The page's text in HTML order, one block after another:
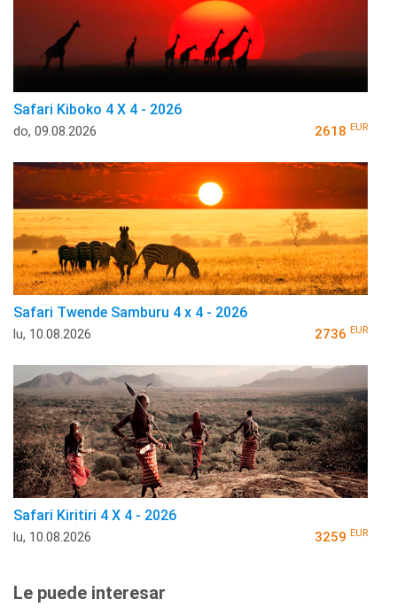
Safari Kiboko 4 X 4 - 2026
do, 09.08.2026 2618 EUR
Safari Twende Samburu 4 x 4 - 2026
lu, 10.08.2026 2736 EUR
Safari Kiritiri 4 X 4 - 2026
lu, 10.08.2026 3259 EUR
Le puede interesar